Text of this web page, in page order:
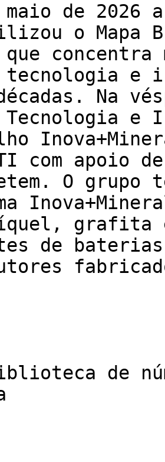
maio de 2026
o Mapa
concentra
e
Na
e
com apoio
O
grafita e
de
de